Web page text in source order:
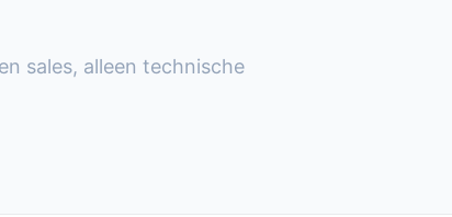
sales, alleen technische